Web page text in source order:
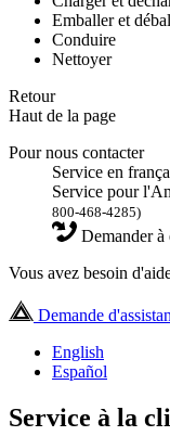
Emballer et
Conduire
Nettoyer
Retour
Haut de la page
Pour nous contacter
Service en
Service pour
800-468-4285)
Demander à
Vous avez besoin
Demande
English
Español
Service à la